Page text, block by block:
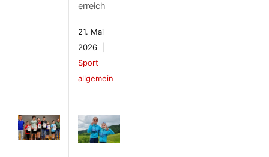
erreich
21. Mai
2026
Sport
allgemein